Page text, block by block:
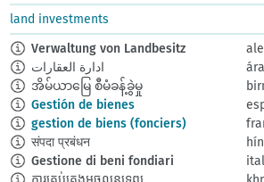
land investments
Verwaltung von Landbesitz
ادارة العقارات
အိမ်ယာမြေ စီမံခန့်ခွဲမှု
Gestión de bienes
gestion de biens (fonciers)
संपदा प्रबंधन
Gestione di beni fondiari